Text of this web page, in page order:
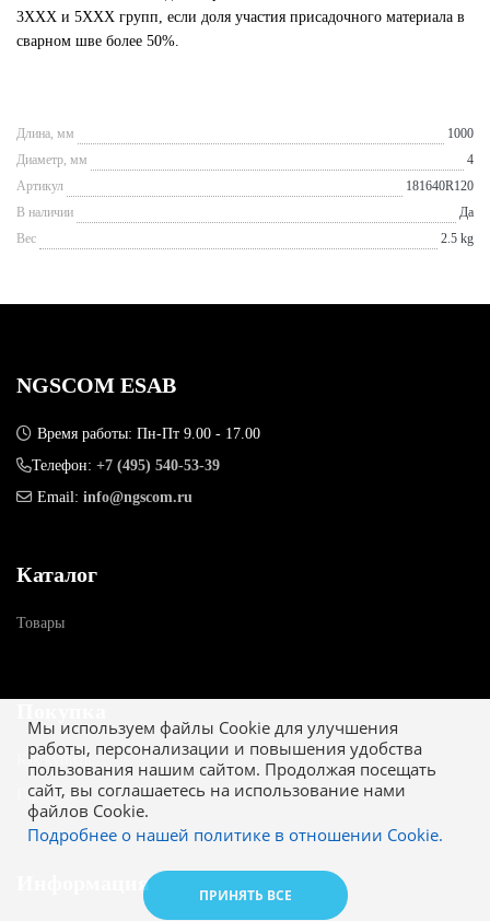
3ХХХ и 5ХХХ групп, если доля участия присадочного материала в
сварном шве более 50%.
Длина, мм
1000
Диаметр, мм
4
Артикул
181640R120
В наличии
Да
Вес
2.5 kg
Мы используем файлы Cookie для улучшения
работы, персонализации и повышения удобства
пользования нашим сайтом. Продолжая посещать
сайт, вы соглашаетесь на использование нами
файлов Cookie.
Подробнее о нашей политике в отношении Cookie.
ПРИНЯТЬ ВСЕ
NGSCOM ESAB
Время работы: Пн-Пт 9.00 - 17.00
Телефон: +7 (495) 540-53-39
Email: info@ngscom.ru
Каталог
Товары
Как купить
Гарантия
Информация